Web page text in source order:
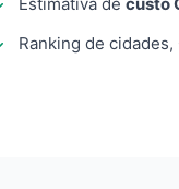
Ranking de